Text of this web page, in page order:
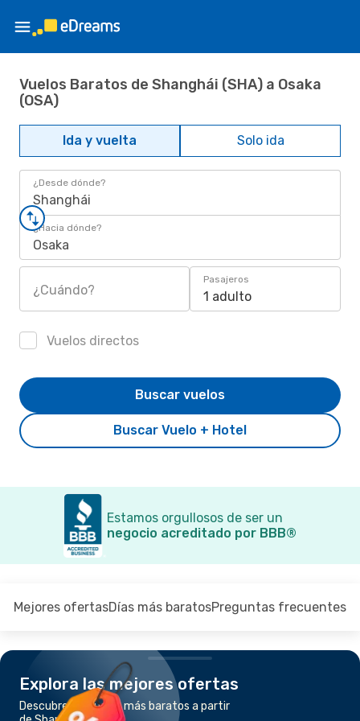
Vuelos Baratos de Shanghái (SHA) a Osaka
(OSA)
Ida y vuelta Solo ida
¿Desde dónde?
Shanghái
¿Hacia dónde?
Osaka
¿Cuándo?
Pasajeros
1 adulto
Vuelos directos
Buscar Vuelo + Hotel
Buscar vuelos
Estamos orgullosos de ser un
negocio acreditado por BBB®
Mejores ofertasDías más baratosPreguntas frecuentes
Explora las mejores ofertas
Descubre los vuelos más baratos a partir